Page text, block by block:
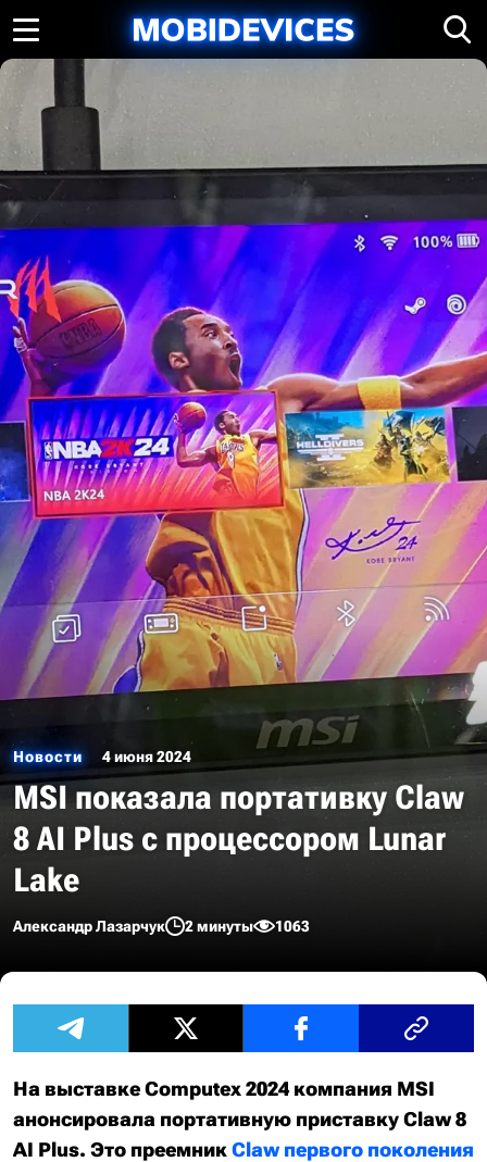
Новости 4 июня 2024
MSI показала портативку Claw
8 AI Plus с процессором Lunar
Lake
Александр Лазарчук 2 минуты 1063
На выставке Computex 2024 компания MSI
анонсировала портативную приставку Claw 8
AI Plus. Это преемникClaw первого поколения